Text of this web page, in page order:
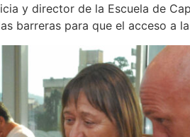
y director de la Escuela de
barreras para que el acceso a